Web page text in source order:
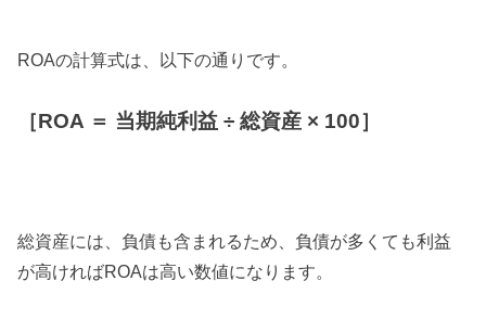
ROAの計算式は、以下の通りです。
［ROA ＝ 当期純利益 ÷ 総資産 × 100］
総資産には、負債も含まれるため、負債が多くても利益
が高ければROAは高い数値になります。